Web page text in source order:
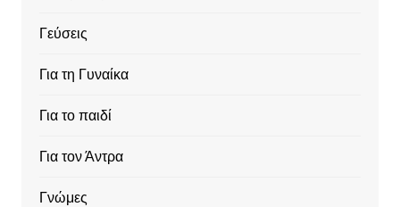
Γεύσεις
Για τη Γυναίκα
Για το παιδί
Για τον Άντρα
Γνώμες